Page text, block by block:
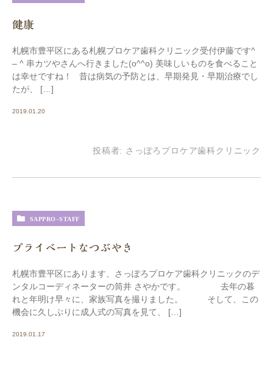
健康
札幌市豊平区にある札幌プロケア歯科クリニック受付伊藤です^
– ^ 串カツやさんへ行きました(o^^o) 美味しいものを食べること
は幸せですね！ 昔は病気の予防とは、早期発見・早期治療でし
たが、 […]
2019.01.20
投稿者: さっぽろプロケア歯科クリニック
SAPPRO-STAFF
プライベートなつぶやき
札幌市豊平区にあります、さっぽろプロケア歯科クリニックのデ
ンタルコーディネーターの筒井 さやかです。 去年の暮
れと年明け早々に、家族写真を撮りました。 そして、この
機会に久しぶりに成人式の写真を見て、 […]
2019.01.17